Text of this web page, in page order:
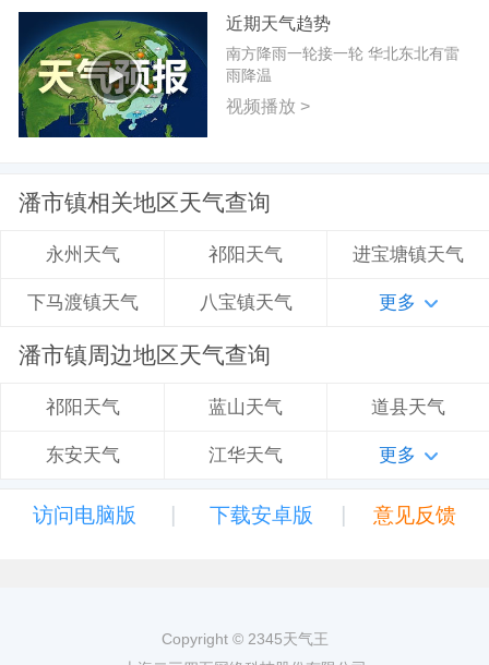
近期天气趋势
南方降雨一轮接一轮 华北东北有雷
雨降温
视频播放 >
潘市镇相关地区天气查询
永州天气 祁阳天气 进宝塘镇天气
下马渡镇天气 八宝镇天气 更多
潘市镇周边地区天气查询
祁阳天气 蓝山天气 道县天气
东安天气 江华天气 更多
访问电脑版 | 下载安卓版 | 意见反馈
Copyright © 2345天气王